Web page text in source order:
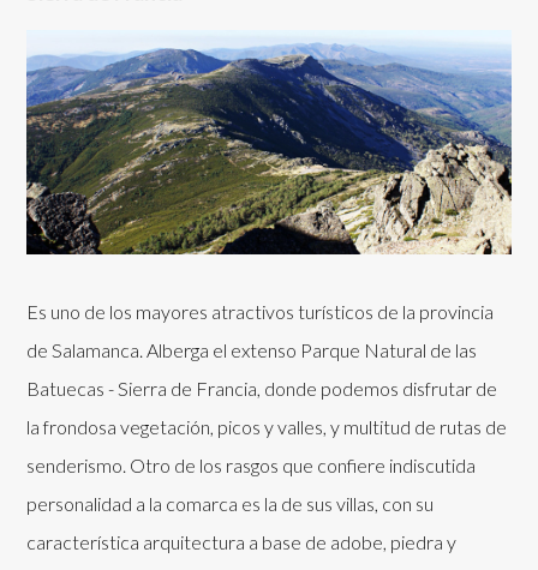
Es uno de los mayores atractivos turísticos de la provincia
de Salamanca. Alberga el extenso Parque Natural de las
Batuecas - Sierra de Francia, donde podemos disfrutar de
la frondosa vegetación, picos y valles, y multitud de rutas de
senderismo. Otro de los rasgos que confiere indiscutida
personalidad a la comarca es la de sus villas, con su
característica arquitectura a base de adobe, piedra y